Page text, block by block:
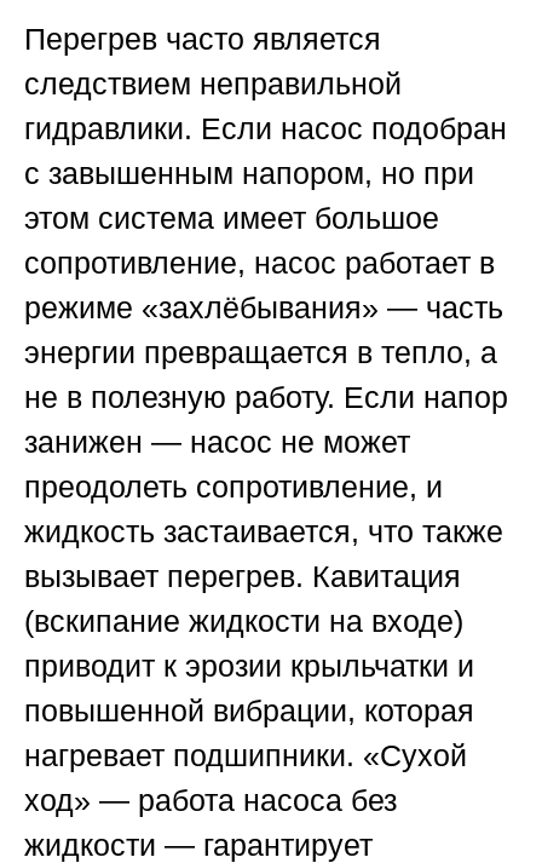
Перегрев часто является
следствием неправильной
гидравлики. Если насос подобран
с завышенным напором, но при
этом система имеет большое
сопротивление, насос работает в
режиме «захлёбывания» — часть
энергии превращается в тепло, а
не в полезную работу. Если напор
занижен — насос не может
преодолеть сопротивление, и
жидкость застаивается, что также
вызывает перегрев. Кавитация
(вскипание жидкости на входе)
приводит к эрозии крыльчатки и
повышенной вибрации, которая
нагревает подшипники. «Сухой
ход» — работа насоса без
жидкости — гарантирует